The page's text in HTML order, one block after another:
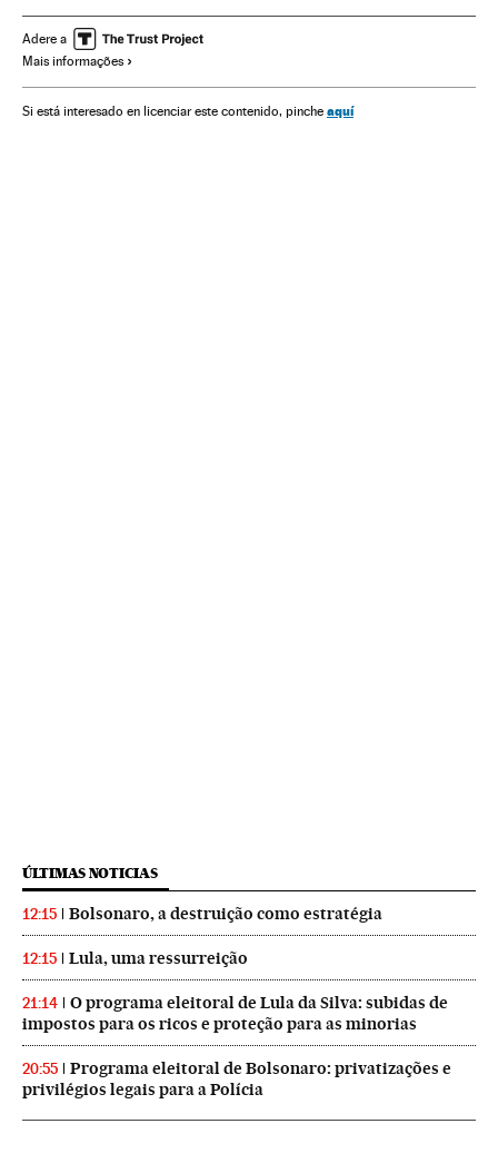
Relações exteriores
Adere a
Mais informações
Si está interesado en licenciar este contenido, pinche aquí
ÚLTIMAS NOTICIAS
12:15 Bolsonaro, a destruição como estratégia
12:15 Lula, uma ressurreição
21:14
O programa eleitoral de Lula da Silva: subidas de
impostos para os ricos e proteção para as minorias
20:55
Programa eleitoral de Bolsonaro: privatizações e
privilégios legais para a Polícia